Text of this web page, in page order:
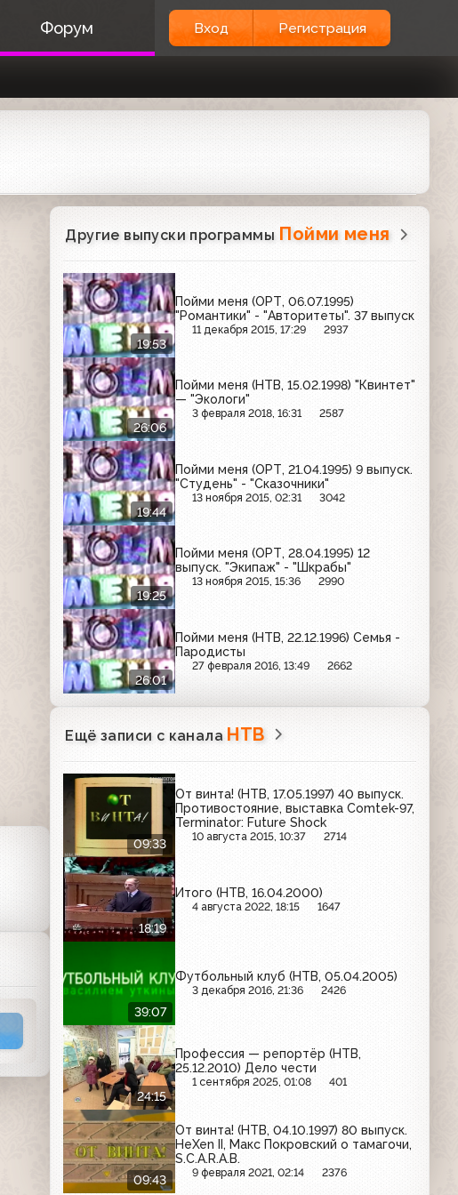
Форум Вход Регистрация
Другие выпуски программы Пойми меня
19:53
Пойми меня (ОРТ, 06.07.1995)
"Романтики" - "Авторитеты". 37 выпуск
11 декабря 2015, 17:29 2937
26:06
Пойми меня (НТВ, 15.02.1998) "Квинтет"
— "Экологи"
3 февраля 2018, 16:31 2587
19:44
Пойми меня (ОРТ, 21.04.1995) 9 выпуск.
"Студень" - "Сказочники"
13 ноября 2015, 02:31 3042
19:25
Пойми меня (ОРТ, 28.04.1995) 12
выпуск. "Экипаж" - "Шкрабы"
13 ноября 2015, 15:36 2990
26:01
Пойми меня (НТВ, 22.12.1996) Семья -
Пародисты
27 февраля 2016, 13:49 2662
Ещё записи с канала НТВ
09:33
От винта! (НТВ, 17.05.1997) 40 выпуск.
Противостояние, выставка Comtek-97,
Terminator: Future Shock
10 августа 2015, 10:37 2714
18:19
Итого (НТВ, 16.04.2000)
4 августа 2022, 18:15 1647
39:07
Футбольный клуб (НТВ, 05.04.2005)
3 декабря 2016, 21:36 2426
24:15
Профессия — репортёр (НТВ,
25.12.2010) Дело чести
1 сентября 2025, 01:08 401
09:43
От винта! (НТВ, 04.10.1997) 80 выпуск.
HeXen II, Макс Покровский о тамагочи,
S.C.A.R.A.B.
9 февраля 2021, 02:14 2376